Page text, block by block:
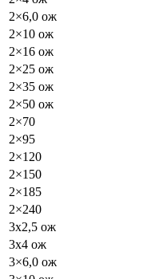
2×6,0 ож
2×10 ож
2×16 ож
2×25 ож
2×35 ож
2×50 ож
2×70
2×95
2×120
2×150
2×185
2×240
3х2,5 ож
3х4 ож
3×6,0 ож